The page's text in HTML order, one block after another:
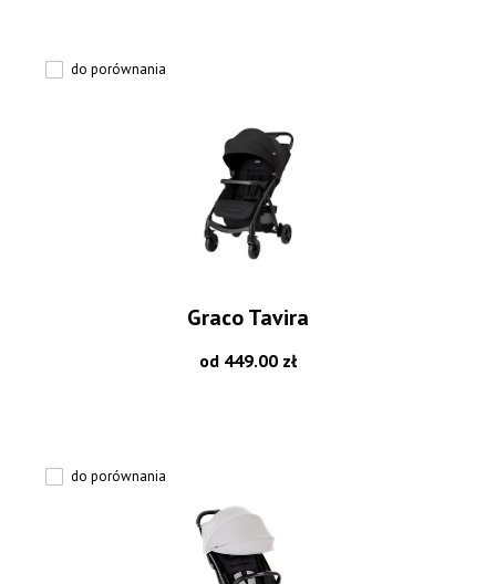
do porównania
Graco Tavira
od 449.00 zł
do porównania